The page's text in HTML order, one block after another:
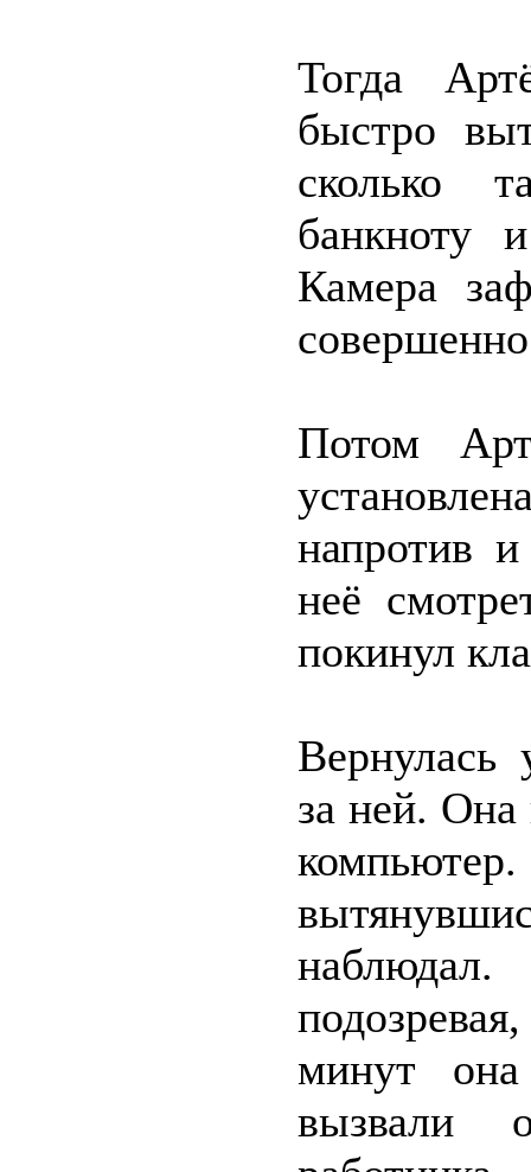
Тогда
быстро
сколько
банкноту
Камера
Потом
напротив
неё
покинул
Вернулась
за ней. Она
минут
вызвали